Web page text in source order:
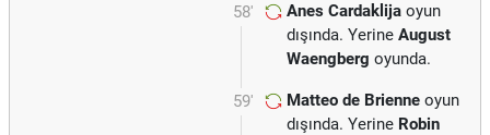
58' Anes Cardaklija oyun
dışında. Yerine August
Waengberg oyunda.
59' Matteo de Brienne oyun
dışında. Yerine Robin